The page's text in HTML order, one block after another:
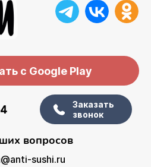
с Google Play
Заказать
звонок
вопросов
sushi.ru